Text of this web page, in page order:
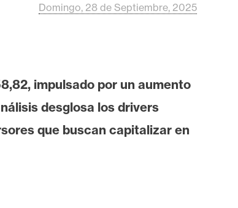
Domingo, 28 de Septiembre, 2025
impulsado por un aumento
desglosa los drivers
que buscan capitalizar en